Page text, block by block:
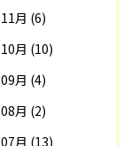
11月 (6)
10月 (10)
09月 (4)
08月 (2)
07月 (13)